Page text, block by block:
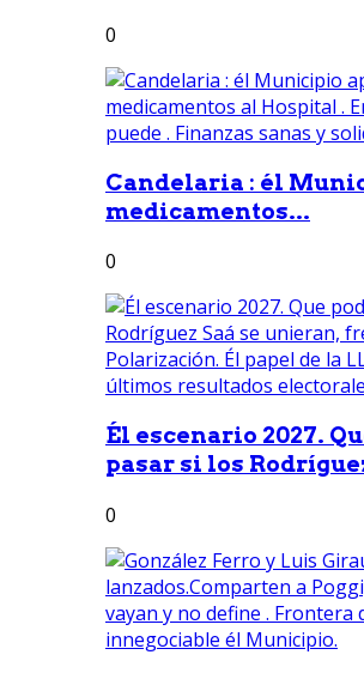
0
Candelaria : él
medicamentos...
0
Él escenario 2027.
pasar si los
0